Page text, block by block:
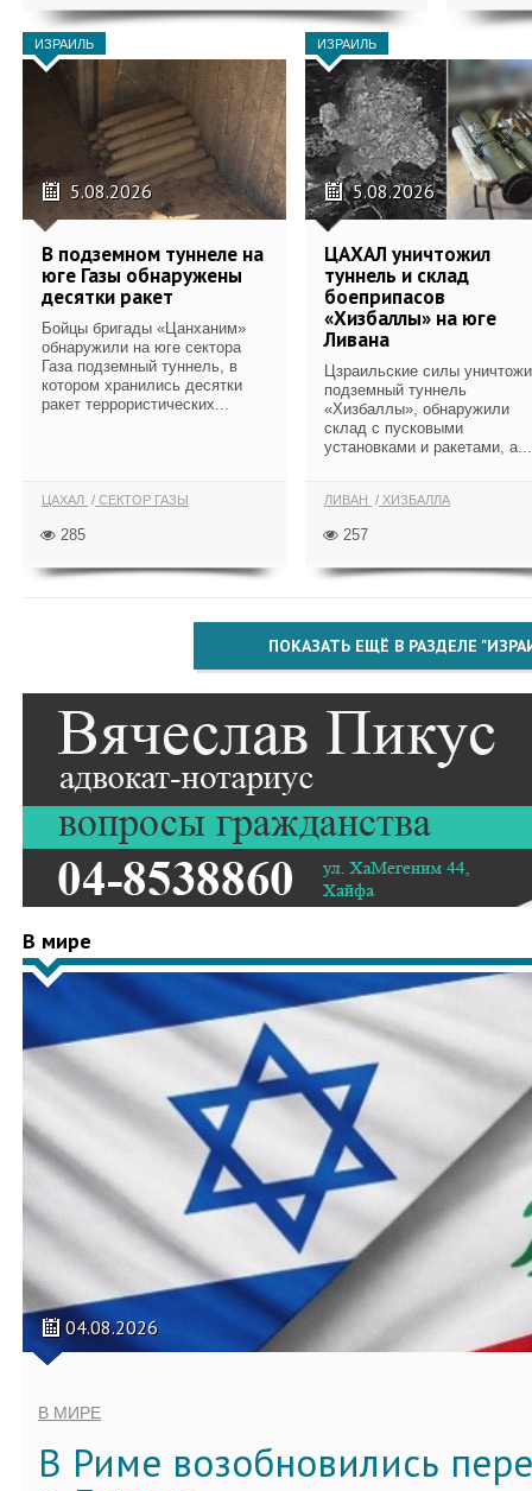
ИЗРАИЛЬ
5.08.2026
В подземном туннеле на
юге Газы обнаружены
десятки ракет
Бойцы бригады «Цанханим»
обнаружили на юге сектора
Газа подземный туннель, в
котором хранились десятки
ракет террористических...
ЦАХАЛ СЕКТОР ГАЗЫ
285
ИЗРАИЛЬ
5.08.2026
ЦАХАЛ уничтожил
туннель и склад
боеприпасов
«Хизбаллы» на юге
Ливана
Цзраильские силы
подземный туннель
«Хизбаллы», обнаружили
склад с пусковыми
установками и ракетами, а...
ЛИВАН ХИЗБАЛЛА
257
ПОКАЗАТЬ ЕЩЁ В РАЗДЕЛЕ
В мире
04.08.2026
В МИРЕ
В Риме возобновились